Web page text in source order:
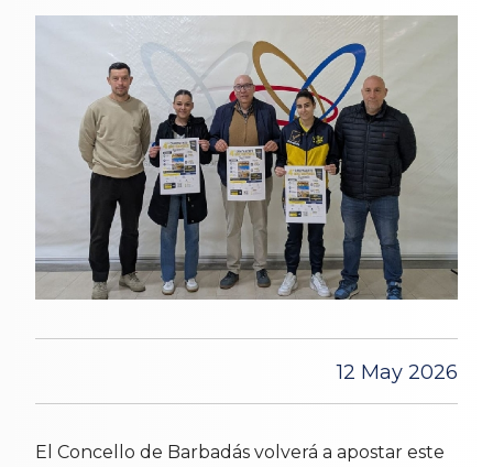
12 May 2026
El Concello de Barbadás volverá a apostar este